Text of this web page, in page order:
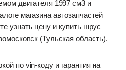
двигателя 1997 см3 и
магазина автозапчастей
цену и купить шрус
(Тульская область).
по vin-коду и гарантия на